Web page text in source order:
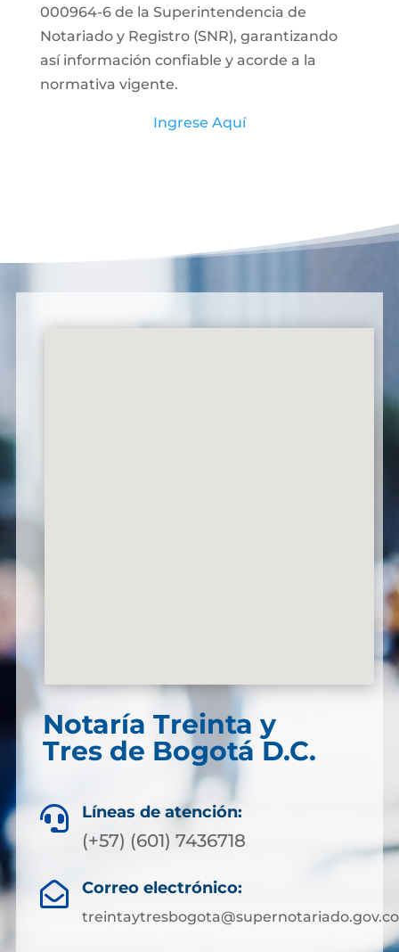
000964-6 de la Superintendencia de
Notariado y Registro (SNR), garantizando
así información confiable y acorde a la
normativa vigente.
Ingrese Aquí
Notaría Treinta y
Tres de Bogotá D.C.
 Líneas de atención:
(+57) (601) 7436718
 Correo electrónico:
treintaytresbogota@supernotariado.gov.co